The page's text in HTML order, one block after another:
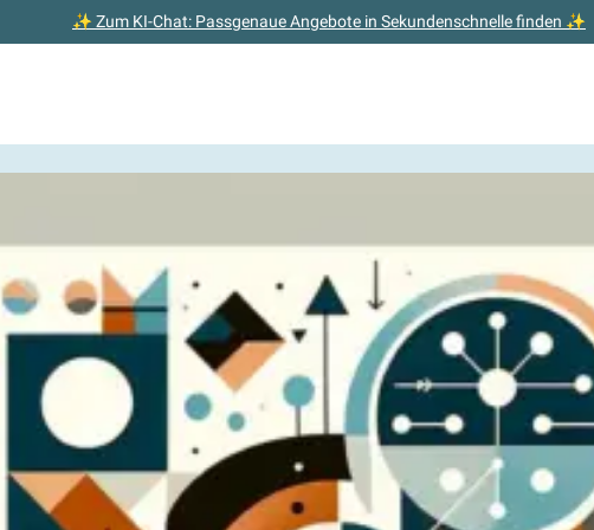
✨ Zum KI-Chat: Passgenaue Angebote in Sekundenschnelle finden ✨